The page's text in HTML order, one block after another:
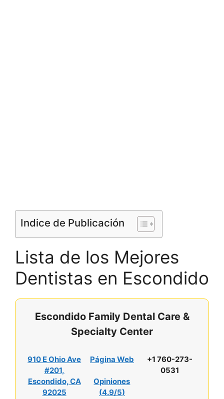
Indice de Publicación
Lista de los Mejores
Dentistas en Escondido
Escondido Family Dental Care &
Specialty Center
910 E Ohio Ave
#201,
Escondido, CA
92025
Página Web
Opiniones
(4.9/5)
+1 760-273-
0531